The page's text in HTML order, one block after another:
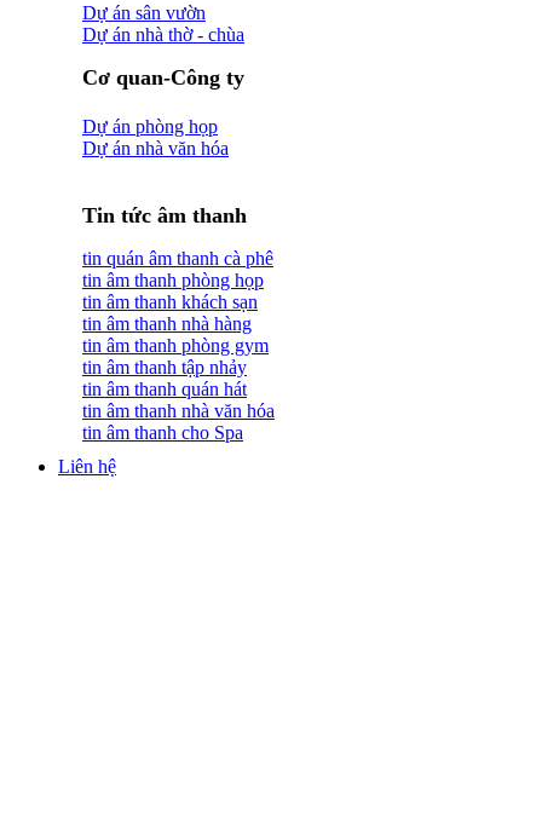
Dự án sân vườn
Dự án nhà thờ - chùa
Cơ quan-Công ty
Dự án phòng họp
Dự án nhà văn hóa
Tin tức âm thanh
tin quán âm thanh cà phê
tin âm thanh phòng họp
tin âm thanh khách sạn
tin âm thanh nhà hàng
tin âm thanh phòng gym
tin âm thanh tập nhảy
tin âm thanh quán hát
tin âm thanh nhà văn hóa
tin âm thanh cho Spa
Liên hệ